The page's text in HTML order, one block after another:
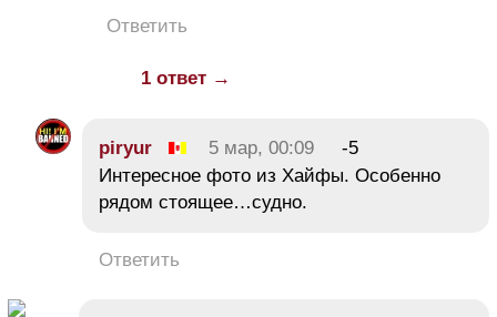
Ответить
1 ответ →
piryur 5 мар, 00:09
-5
Интересное фото из Хайфы. Особенно
рядом стоящее…судно.
Ответить